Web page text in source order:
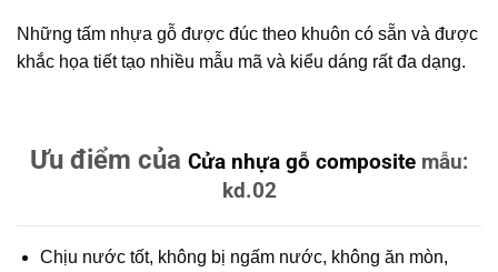
Những tấm nhựa gỗ được đúc theo khuôn có sẵn và được
khắc họa tiết tạo nhiều mẫu mã và kiểu dáng rất đa dạng.
Ưu điểm của Cửa nhựa gỗ composite mẫu:
kd.02
Chịu nước tốt, không bị ngấm nước, không ăn mòn,